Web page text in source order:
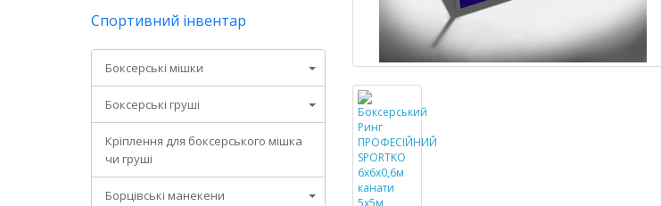
Спортивний інвентар
Боксерські мішки
Боксерські груші
Кріплення для боксерського мішка
чи груші
Борцівські манекени